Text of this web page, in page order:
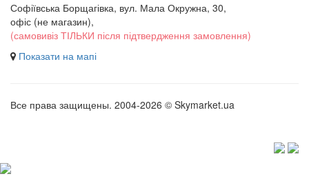
Софіївська Борщагівка, вул. Мала Окружна, 30,
офіс (не магазин),
(самовивіз ТІЛЬКИ після підтвердження замовлення)
Показати на мапі
Все права защищены. 2004-2026 © Skymarket.ua